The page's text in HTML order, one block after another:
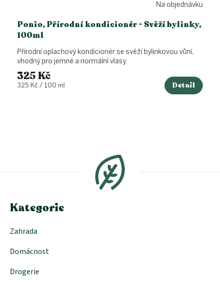
Ponio, Přírodní kondicionér - Svěží bylinky,
100ml
Na objednávku
325 Kč
Měrná
325 Kč / 100 ml Detail
Přírodní oplachový kondicionér se svěží bylinkovou vůní,
vhodný pro jemné a normální vlasy.
a
Kategorie
Zahrada
Domácnost
Drogerie